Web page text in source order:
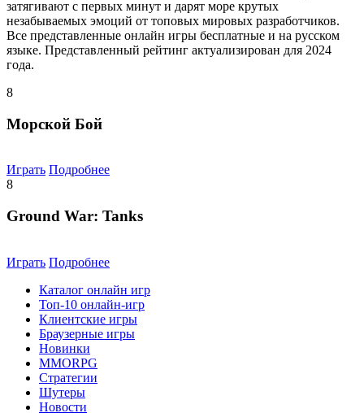
затягивают с первых минут и дарят море крутых
незабываемых эмоций от топовых мировых разработчиков.
Все представленные онлайн игры бесплатные и на русском
языке. Представленный рейтинг актуализирован для 2024
года.
8
Морской Бой
Играть Подробнее
8
Ground War: Tanks
Играть Подробнее
Каталог онлайн игр
Топ-10 онлайн-игр
Клиентские игры
Браузерные игры
Новинки
MMORPG
Стратегии
Шутеры
Новости